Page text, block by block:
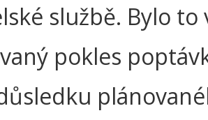
službě. Bylo to
pokles